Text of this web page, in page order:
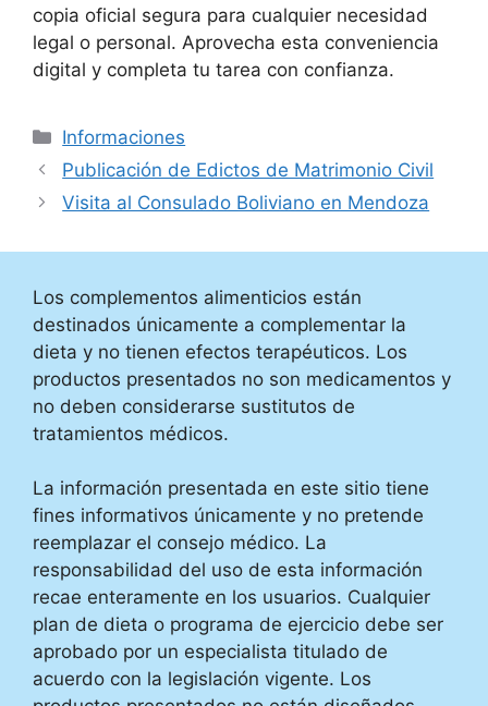
copia oficial segura para cualquier necesidad
legal o personal. Aprovecha esta conveniencia
digital y completa tu tarea con confianza.
Categorías
Informaciones
Publicación de Edictos de Matrimonio Civil
Visita al Consulado Boliviano en Mendoza
Los complementos alimenticios están
destinados únicamente a complementar la
dieta y no tienen efectos terapéuticos. Los
productos presentados no son medicamentos y
no deben considerarse sustitutos de
tratamientos médicos.
La información presentada en este sitio tiene
fines informativos únicamente y no pretende
reemplazar el consejo médico. La
responsabilidad del uso de esta información
recae enteramente en los usuarios. Cualquier
plan de dieta o programa de ejercicio debe ser
aprobado por un especialista titulado de
acuerdo con la legislación vigente. Los